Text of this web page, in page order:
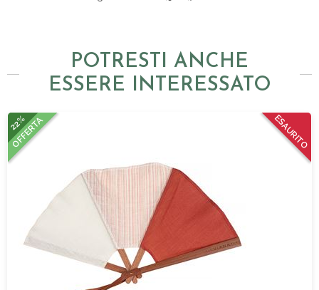
POTRESTI ANCHE
ESSERE INTERESSATO
ESAURITO
22%
OFFERTA